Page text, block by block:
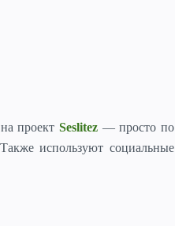
проект Seslitez — просто по
используют социальные